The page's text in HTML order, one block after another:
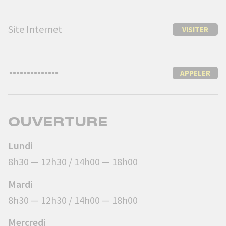
Site Internet VISITER
APPELER
OUVERTURE
Lundi
8h30 — 12h30 / 14h00 — 18h00
Mardi
8h30 — 12h30 / 14h00 — 18h00
Mercredi